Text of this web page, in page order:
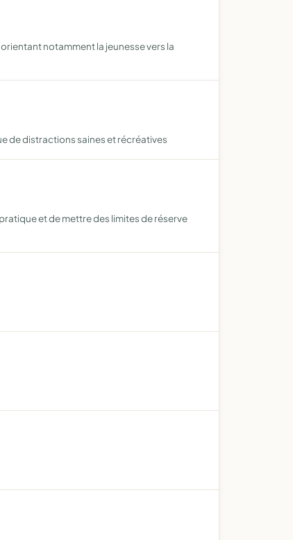
notamment la jeunesse vers la
de distractions saines et récréatives
et de mettre des limites de réserve